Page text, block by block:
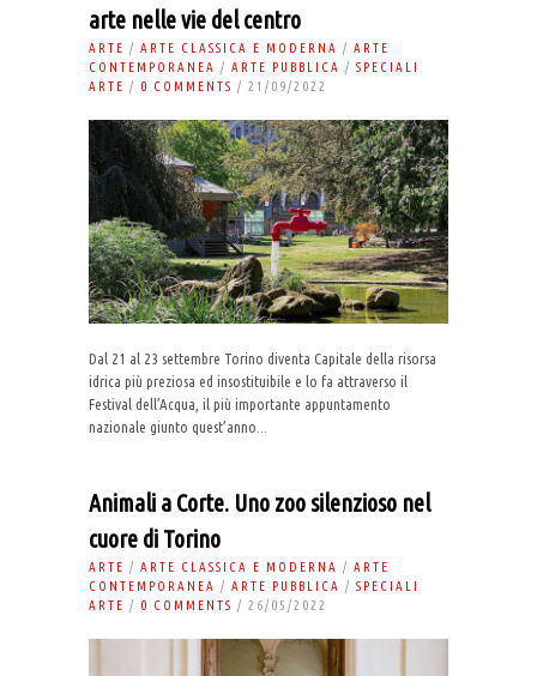
arte nelle vie del centro
ARTE / ARTE CLASSICA E MODERNA / ARTE
CONTEMPORANEA / ARTE PUBBLICA / SPECIALI
ARTE / 0 COMMENTS / 21/09/2022
Dal 21 al 23 settembre Torino diventa Capitale della risorsa
idrica più preziosa ed insostituibile e lo fa attraverso il
Festival dell’Acqua, il più importante appuntamento
nazionale giunto quest’anno...
Animali a Corte. Uno zoo silenzioso nel
cuore di Torino
ARTE / ARTE CLASSICA E MODERNA / ARTE
CONTEMPORANEA / ARTE PUBBLICA / SPECIALI
ARTE / 0 COMMENTS / 26/05/2022